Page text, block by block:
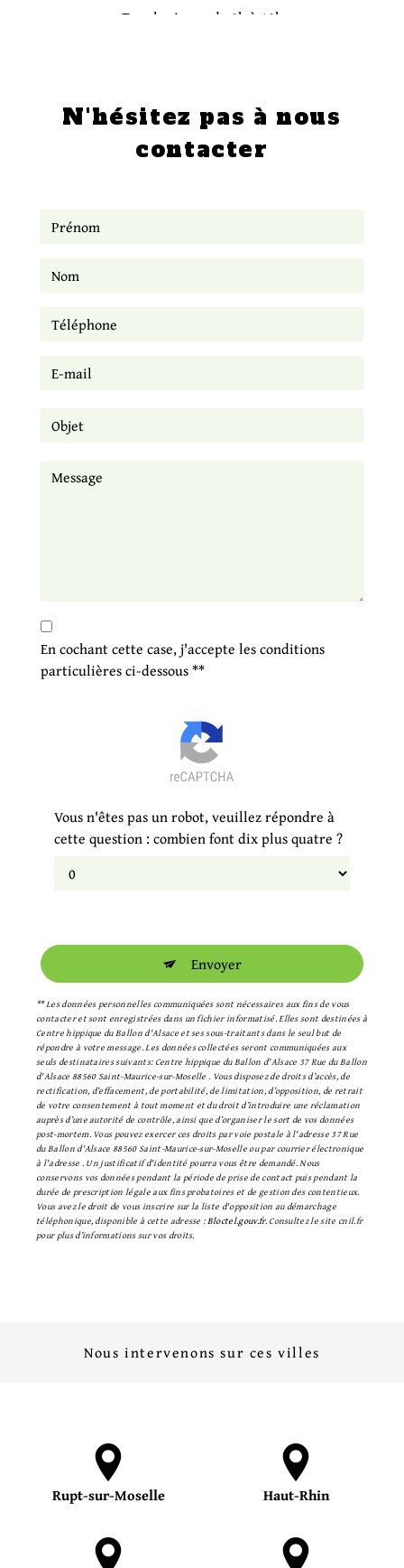
Tous les jours, de 9h à 19h
N'hésitez pas à nous
contacter
En cochant cette case, j'accepte les conditions
particulières ci-dessous **
Vous n'êtes pas un robot, veuillez répondre à
cette question : combien font dix plus quatre ?
Envoyer
** Les données personnelles communiquées sont nécessaires aux fins de vous
contacter et sont enregistrées dans un fichier informatisé. Elles sont destinées à
Centre hippique du Ballon d'Alsace et ses sous-traitants dans le seul but de
répondre à votre message. Les données collectées seront communiquées aux
seuls destinataires suivants: Centre hippique du Ballon d'Alsace 37 Rue du Ballon
d'Alsace 88560 Saint-Maurice-sur-Moselle . Vous disposez de droits d’accès, de
rectification, d’effacement, de portabilité, de limitation, d’opposition, de retrait
de votre consentement à tout moment et du droit d’introduire une réclamation
auprès d’une autorité de contrôle, ainsi que d’organiser le sort de vos données
post-mortem. Vous pouvez exercer ces droits par voie postale à l'adresse 37 Rue
du Ballon d'Alsace 88560 Saint-Maurice-sur-Moselle ou par courrier électronique
à l'adresse . Un justificatif d'identité pourra vous être demandé. Nous
conservons vos données pendant la période de prise de contact puis pendant la
durée de prescription légale aux fins probatoires et de gestion des contentieux.
Vous avez le droit de vous inscrire sur la liste d'opposition au démarchage
téléphonique, disponible à cette adresse :Bloctel.gouv.fr. Consultez le site cnil.fr
pour plus d’informations sur vos droits.
Nous intervenons sur ces villes
Rupt-sur-Moselle Haut-Rhin